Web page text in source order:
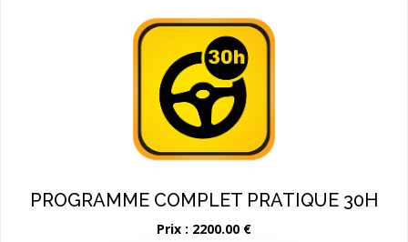
PROGRAMME COMPLET PRATIQUE 30H
Prix : 2200.00 €